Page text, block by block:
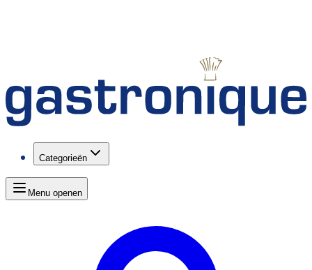
Categorieën
Menu openen